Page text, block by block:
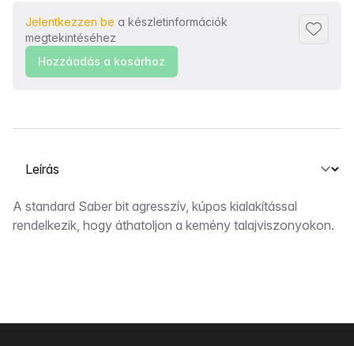
Jelentkezzen be a készletinformációk
megtekintéséhez
Hozzáadás a kosárhoz
Válasszon ki egy lapot
Leírás
A standard Saber bit agresszív, kúpos kialakítással
rendelkezik, hogy áthatoljon a kemény talajviszonyokon.